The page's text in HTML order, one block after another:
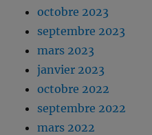
octobre 2023
septembre 2023
mars 2023
janvier 2023
octobre 2022
septembre 2022
mars 2022